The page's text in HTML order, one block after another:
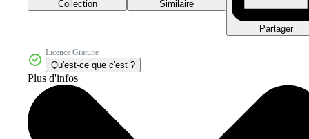
Collection Similaire
Partager
Licence Gratuite
Qu'est-ce que c'est ?
Plus d'infos